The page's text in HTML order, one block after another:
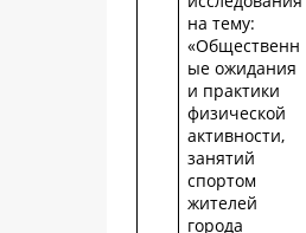
на тему:
«Общественн
ые ожидания
и практики
физической
активности,
занятий
спортом
жителей
города